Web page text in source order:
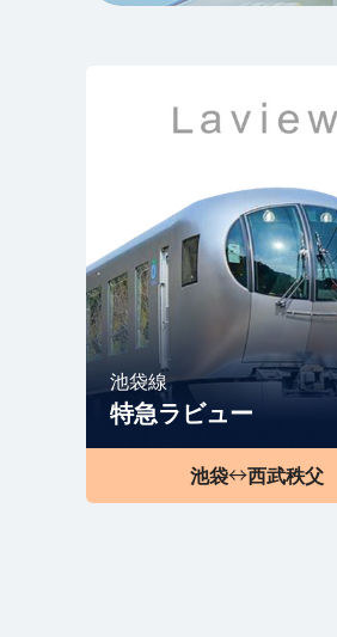
池袋線
特急ラビュー
池袋 ↔
西武秩父